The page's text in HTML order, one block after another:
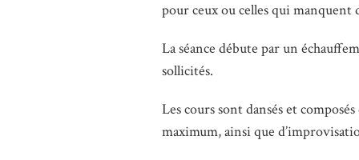
pour ceux ou celles qui manquent
La séance débute par un
sollicités.
Les cours sont dansés et
maximum, ainsi que